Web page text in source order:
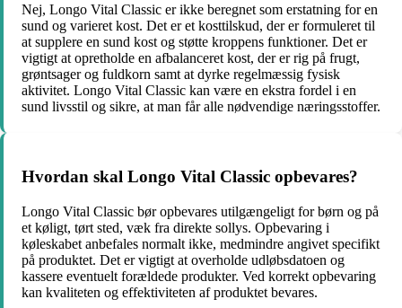
Nej, Longo Vital Classic er ikke beregnet som erstatning for en
sund og varieret kost. Det er et kosttilskud, der er formuleret til
at supplere en sund kost og støtte kroppens funktioner. Det er
vigtigt at opretholde en afbalanceret kost, der er rig på frugt,
grøntsager og fuldkorn samt at dyrke regelmæssig fysisk
aktivitet. Longo Vital Classic kan være en ekstra fordel i en
sund livsstil og sikre, at man får alle nødvendige næringsstoffer.
Hvordan skal Longo Vital Classic opbevares?
Longo Vital Classic bør opbevares utilgængeligt for børn og på
et køligt, tørt sted, væk fra direkte sollys. Opbevaring i
køleskabet anbefales normalt ikke, medmindre angivet specifikt
på produktet. Det er vigtigt at overholde udløbsdatoen og
kassere eventuelt forældede produkter. Ved korrekt opbevaring
kan kvaliteten og effektiviteten af produktet bevares.